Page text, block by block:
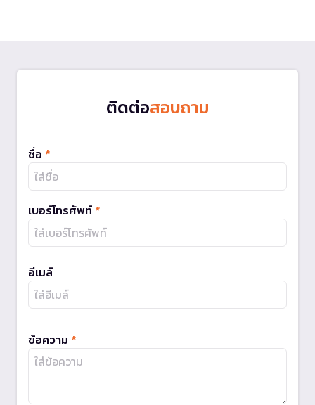
ติดต่อสอบถาม
ชื่อ *
เบอร์โทรศัพท์ *
อีเมล์
ข้อความ *